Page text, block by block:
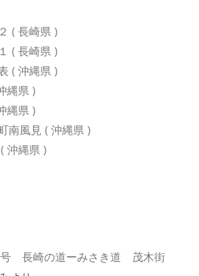
( 長崎県 )
( 長崎県 )
( 沖縄県 )
縄県 )
縄県 )
風見 ( 沖縄県 )
縄県 )
号 長崎の道ーみさき道 茂木街